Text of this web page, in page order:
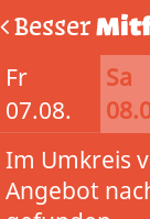
Besser
Fr
07.08.
Sa
Im Umkreis
Angebot